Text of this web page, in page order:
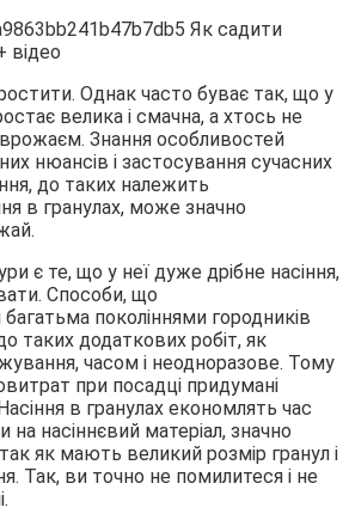
Однак часто буває так, що у
велика і смачна, а хтось не
Знання особливостей
нюансів і застосування сучасних
до таких належить
в гранулах, може значно
є те, що у неї дуже дрібне насіння,
Способи, що
поколіннями городників
таких додаткових робіт, як
часом і неодноразове. Тому
при посадці придумані
в гранулах економлять час
на насіннєвий матеріал, значно
як мають великий розмір гранул і
Так, ви точно не помилитеся і не